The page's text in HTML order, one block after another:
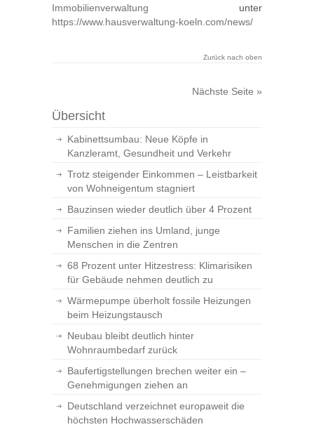
Immobilienverwaltung unter
https://www.hausverwaltung-koeln.com/news/
Zurück nach oben
Nächste Seite »
Übersicht
Kabinettsumbau: Neue Köpfe in
Kanzleramt, Gesundheit und Verkehr
Trotz steigender Einkommen – Leistbarkeit
von Wohneigentum stagniert
Bauzinsen wieder deutlich über 4 Prozent
Familien ziehen ins Umland, junge
Menschen in die Zentren
68 Prozent unter Hitzestress: Klimarisiken
für Gebäude nehmen deutlich zu
Wärmepumpe überholt fossile Heizungen
beim Heizungstausch
Neubau bleibt deutlich hinter
Wohnraumbedarf zurück
Baufertigstellungen brechen weiter ein –
Genehmigungen ziehen an
Deutschland verzeichnet europaweit die
höchsten Hochwasserschäden